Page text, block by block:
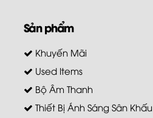
Sản phẩm
Khuyến Mãi
Used Items
Bộ Âm Thanh
Thiết Bị Ánh Sáng Sân Khấu